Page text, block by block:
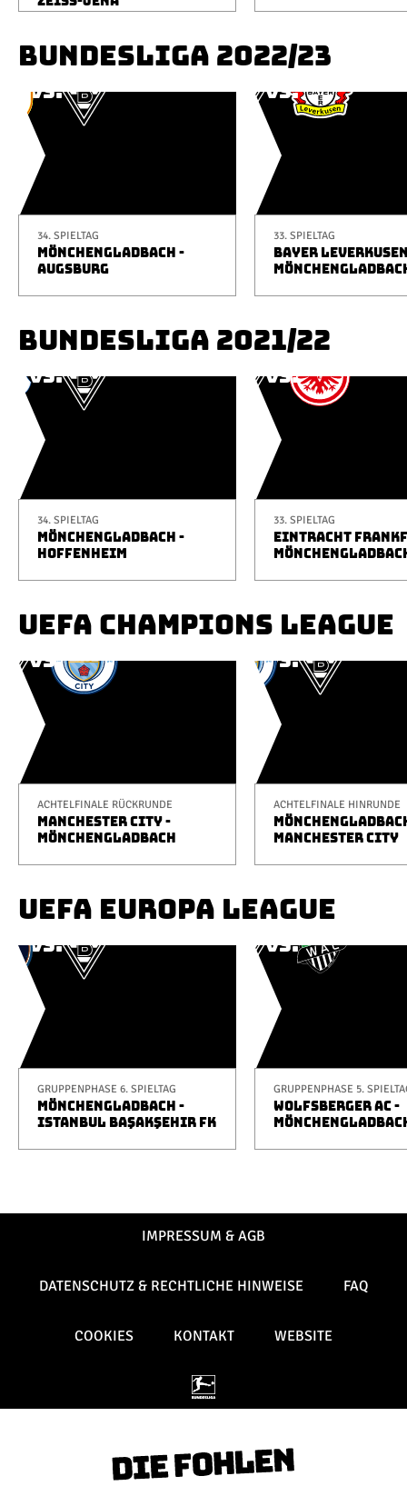
BUNDESLIGA 2022/23
34. SPIELTAG
MÖNCHENGLADBACH -
AUGSBURG
33. SPIELTAG
BAYER
BUNDESLIGA 2021/22
34. SPIELTAG
MÖNCHENGLADBACH -
HOFFENHEIM
33. SPIELTAG
EINTRACHT
UEFA CHAMPIONS LEAGUE
ACHTELFINALE RÜCKRUNDE
MANCHESTER CITY -
MÖNCHENGLADBACH
ACHTELFINALE HINRUNDE
MANCHESTER CITY
UEFA EUROPA LEAGUE
GRUPPENPHASE 6. SPIELTAG
MÖNCHENGLADBACH -
ISTANBUL BAŞAKŞEHIR FK
GRUPPENPHASE 5.
WOLFSBERGER AC -
IMPRESSUM & AGB
DATENSCHUTZ & RECHTLICHE HINWEISE FAQ
COOKIES KONTAKT WEBSITE